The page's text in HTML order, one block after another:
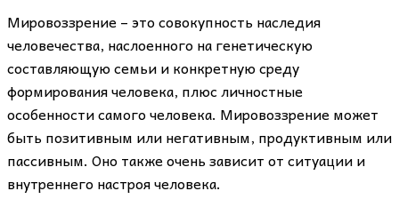
Мировоззрение – это совокупность наследия
человечества, наслоенного на генетическую
составляющую семьи и конкретную среду
формирования человека, плюс личностные
особенности самого человека. Мировоззрение может
быть позитивным или негативным, продуктивным или
пассивным. Оно также очень зависит от ситуации и
внутреннего настроя человека.